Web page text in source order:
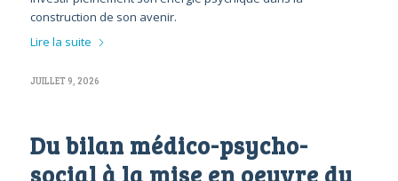
construction de son avenir.
Lire la suite
JUILLET 9, 2026
Du bilan médico-psycho-
social à la mise en oeuvre du